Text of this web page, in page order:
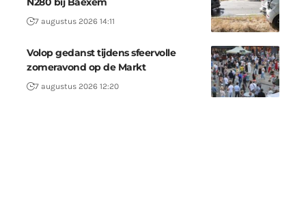
7 augustus 2026 14:11
Volop gedanst tijdens sfeervolle
zomeravond op de Markt
7 augustus 2026 12:20